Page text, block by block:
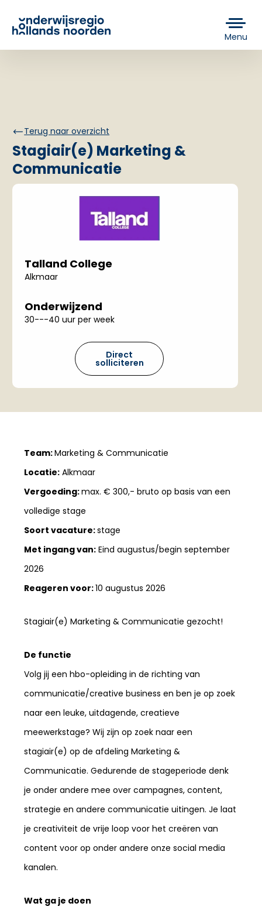
Menu
Terug naar overzicht
Stagiair(e) Marketing &
Communicatie
Talland College
Alkmaar
Onderwijzend
30---40 uur per week
Direct
solliciteren
Team:Marketing & Communicatie
Locatie: Alkmaar
Vergoeding:max. € 300,- bruto op basis van een
volledige stage
Soort vacature:stage
Met ingang van: Eind augustus/begin september
2026
Reageren voor:10 augustus 2026
Stagiair(e) Marketing & Communicatie gezocht!
De functie
Volg jij een hbo-opleiding in de richting van
communicatie/creative business en ben je op zoek
naar een leuke, uitdagende, creatieve
meewerkstage? Wij zijn op zoek naar een
stagiair(e) op de afdeling Marketing &
Communicatie. Gedurende de stageperiode denk
je onder andere mee over campagnes, content,
strategie en andere communicatie uitingen. Je laat
je creativiteit de vrije loop voor het creëren van
content voor op onder andere onze social media
kanalen.
Wat ga je doen